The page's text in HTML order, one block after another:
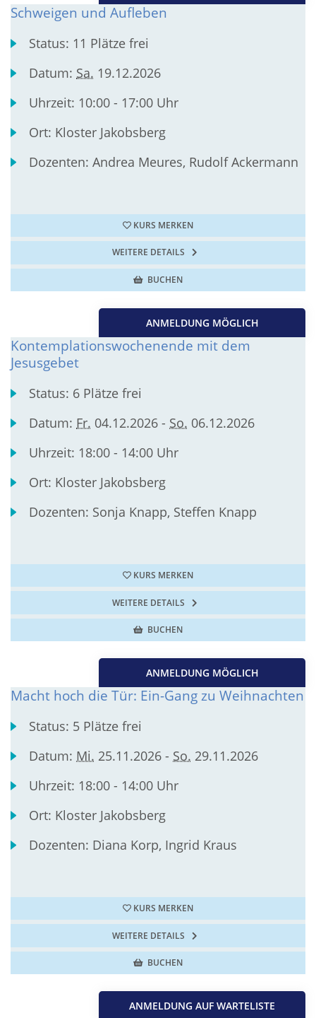
Schweigen und Aufleben
Status: 11 Plätze frei
Datum: Sa. 19.12.2026
Uhrzeit: 10:00 - 17:00 Uhr
Ort: Kloster Jakobsberg
Dozenten:Andrea Meures, Rudolf Ackermann
KURS MERKEN
WEITERE DETAILS
BUCHEN
ANMELDUNG MÖGLICH
Kontemplationswochenende mit dem
Jesusgebet
Status: 6 Plätze frei
Datum: Fr. 04.12.2026 - So. 06.12.2026
Uhrzeit: 18:00 - 14:00 Uhr
Ort: Kloster Jakobsberg
Dozenten: Sonja Knapp, Steffen Knapp
KURS MERKEN
WEITERE DETAILS
BUCHEN
ANMELDUNG MÖGLICH
Macht hoch die Tür: Ein-Gang zu Weihnachten
Status: 5 Plätze frei
Datum: Mi. 25.11.2026 - So. 29.11.2026
Uhrzeit: 18:00 - 14:00 Uhr
Ort: Kloster Jakobsberg
Dozenten: Diana Korp, Ingrid Kraus
KURS MERKEN
WEITERE DETAILS
BUCHEN
ANMELDUNG AUF WARTELISTE